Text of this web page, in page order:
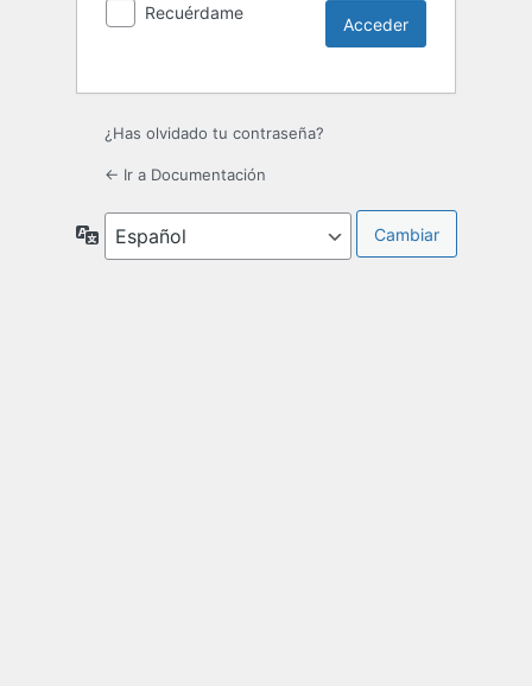
Recuérdame
¿Has olvidado tu contraseña?
← Ir a Documentación
Idioma